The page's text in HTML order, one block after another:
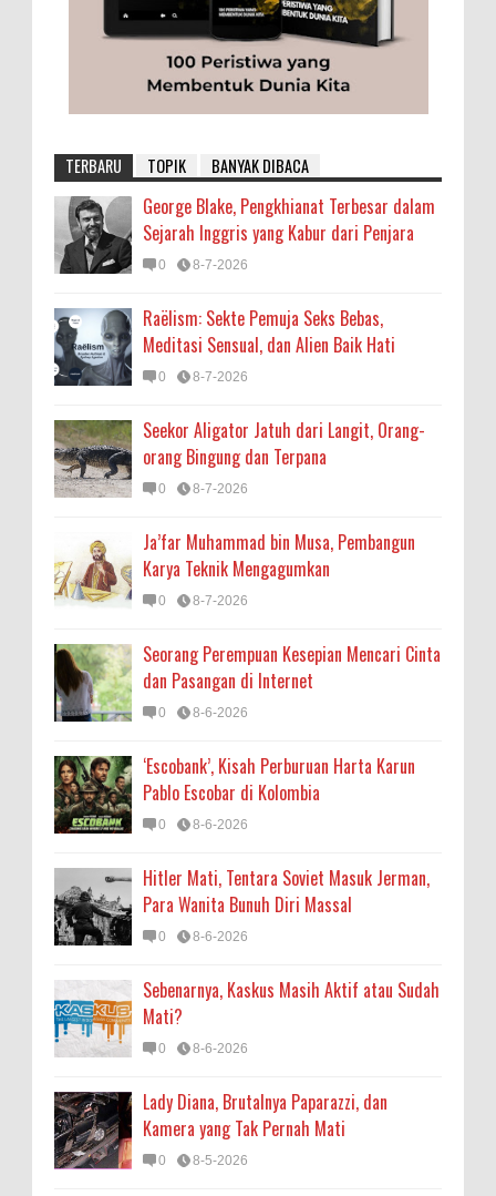
TERBARU TOPIK BANYAK DIBACA
George Blake, Pengkhianat Terbesar dalam
Sejarah Inggris yang Kabur dari Penjara
0 8-7-2026
Raëlism: Sekte Pemuja Seks Bebas,
Meditasi Sensual, dan Alien Baik Hati
0 8-7-2026
Seekor Aligator Jatuh dari Langit, Orang-
orang Bingung dan Terpana
0 8-7-2026
Ja’far Muhammad bin Musa, Pembangun
Karya Teknik Mengagumkan
0 8-7-2026
Seorang Perempuan Kesepian Mencari Cinta
dan Pasangan di Internet
0 8-6-2026
‘Escobank’, Kisah Perburuan Harta Karun
Pablo Escobar di Kolombia
0 8-6-2026
Hitler Mati, Tentara Soviet Masuk Jerman,
Para Wanita Bunuh Diri Massal
0 8-6-2026
Sebenarnya, Kaskus Masih Aktif atau Sudah
Mati?
0 8-6-2026
Lady Diana, Brutalnya Paparazzi, dan
Kamera yang Tak Pernah Mati
0 8-5-2026